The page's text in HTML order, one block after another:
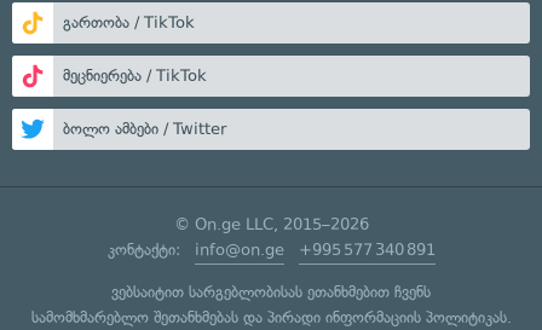
გართობა / TikTok
მეცნიერება / TikTok
ბოლო ამბები / Twitter
© On.ge LLC, 2015–2026
კონტაქტი: info@on.ge +995 577 340 891
ვებსაიტით სარგებლობისას ეთანხმებით ჩვენს
სამომხმარებლო შეთანხმებასდა პირადი ინფორმაციის პოლიტიკას.